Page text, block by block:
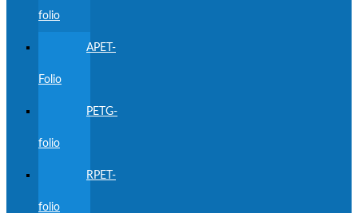
folio
APET-
Folio
PETG-
folio
RPET-
folio